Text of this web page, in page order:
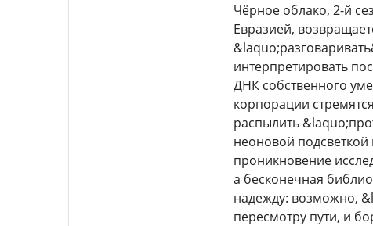
Чёрное облако, 2-й
Евразией,
интерпретировать
ДНК собственного
корпорации
распылить
неоновой
проникновение
а бесконечная
надежду: возможно,
пересмотру пути, и